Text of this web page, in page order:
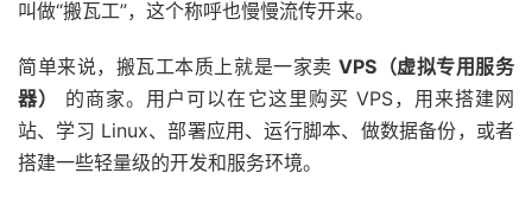
叫做“搬瓦工”，这个称呼也慢慢流传开来。
简单来说，搬瓦工本质上就是一家卖VPS（虚拟专用服务
器）
的商家。用户可以在它这里购买 VPS，用来搭建网
站、学习 Linux、部署应用、运行脚本、做数据备份，或者
搭建一些轻量级的开发和服务环境。